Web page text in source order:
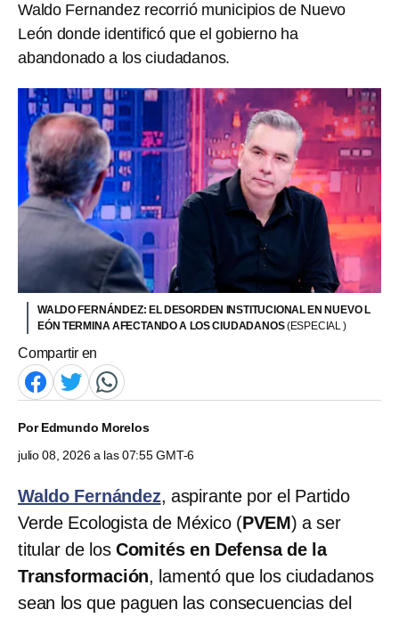
Waldo Fernandez recorrió municipios de Nuevo
León donde identificó que el gobierno ha
abandonado a los ciudadanos.
WALDO FERNÁNDEZ: EL DESORDEN INSTITUCIONAL EN NUEVO L
EÓN TERMINA AFECTANDO A LOS CIUDADANOS(ESPECIAL )
Compartir en
PorEdmundo Morelos
julio 08, 2026 a las 07:55 GMT-6
Waldo Fernández, aspirante por el Partido
Verde Ecologista de México (PVEM) a ser
titular de los Comités en Defensa de la
Transformación, lamentó que los ciudadanos
sean los que paguen las consecuencias del